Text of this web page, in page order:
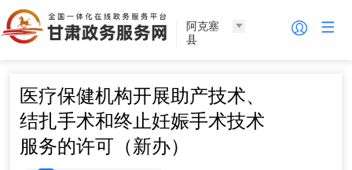
阿克塞
县
医疗保健机构开展助产技术、
结扎手术和终止妊娠手术技术
服务的许可（新办）